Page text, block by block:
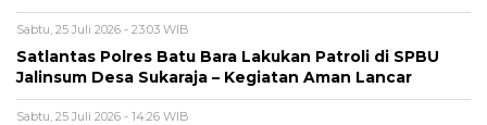
Sabtu, 25 Juli 2026 - 23:03 WIB
Satlantas Polres Batu Bara Lakukan Patroli di SPBU
Jalinsum Desa Sukaraja – Kegiatan Aman Lancar
Sabtu, 25 Juli 2026 - 14:26 WIB